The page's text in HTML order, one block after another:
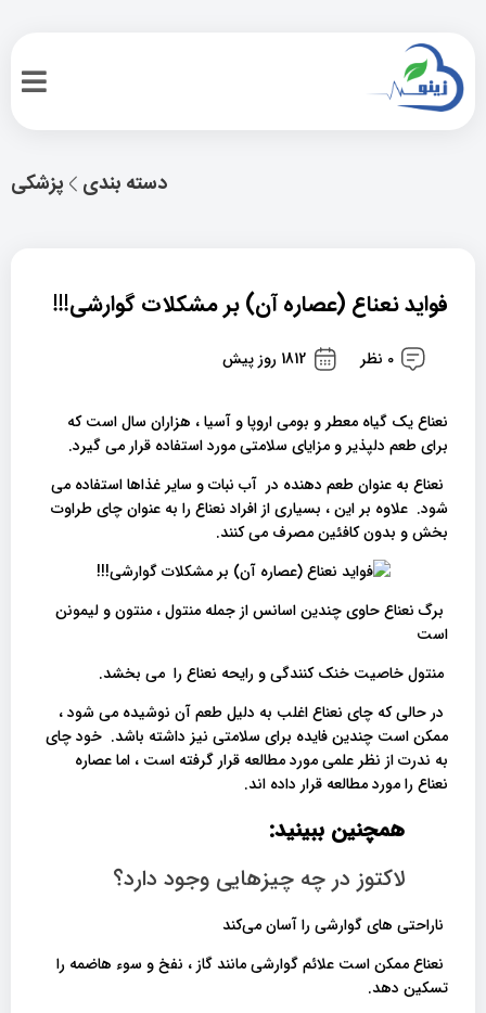
پزشکی دسته بندی
فواید نعناع (عصاره آن) بر مشکلات گوارشی!!!
0 نظر 1812 روز پیش
نعناع یک گیاه معطر و بومی اروپا و آسیا ، هزاران سال است که
برای طعم دلپذیر و مزایای سلامتی مورد استفاده قرار می گیرد.
نعناع به عنوان طعم دهنده در آب نبات و سایر غذاها استفاده می
شود. علاوه بر این ، بسیاری از افراد نعناع را به عنوان چای طراوت
بخش و بدون کافئین مصرف می کنند.
برگ نعناع حاوی چندین اسانس از جمله منتول ، منتون و لیمونن
است
منتول خاصیت خنک کنندگی و رایحه نعناع را می بخشد.
در حالی که چای نعناع اغلب به دلیل طعم آن نوشیده می شود ،
ممکن است چندین فایده برای سلامتی نیز داشته باشد. خود چای
به ندرت از نظر علمی مورد مطالعه قرار گرفته است ، اما عصاره
نعناع را مورد مطالعه قرار داده اند.
همچنین ببینید:
لاکتوز در چه چیزهایی وجود دارد؟
ناراحتی های گوارشی را آسان می‌کند
نعناع ممکن است علائم گوارشی مانند گاز ، نفخ و سوء هاضمه را
تسکین دهد.